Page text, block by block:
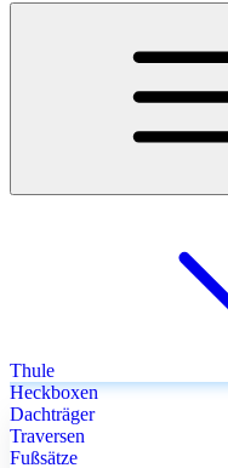
Thule
Heckboxen
Dachträger
Traversen
Fußsätze